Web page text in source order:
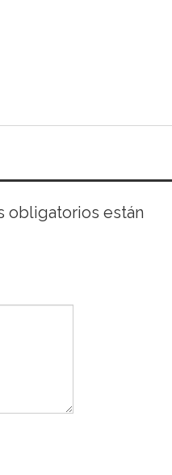
obligatorios están